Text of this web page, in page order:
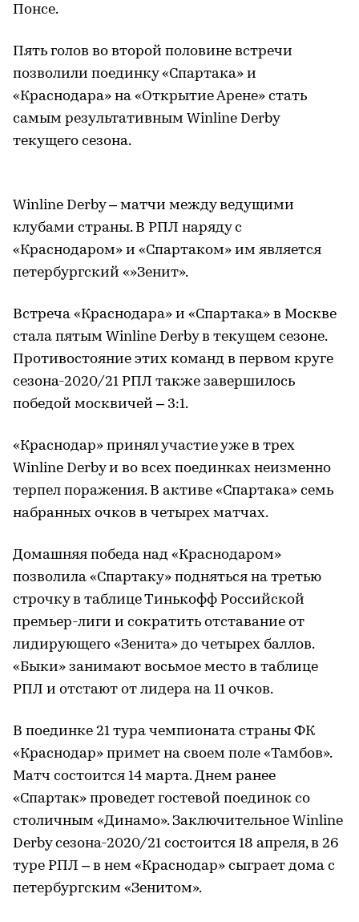
Понсе.
Пять голов во второй половине встречи
позволили поединку «Спартака» и
«Краснодара» на «Открытие Арене» стать
самым результативным Winline Derby
текущего сезона.
Winline Derby – матчи между ведущими
клубами страны. В РПЛ наряду с
«Краснодаром» и «Спартаком» им является
петербургский «»Зенит».
Встреча «Краснодара» и «Спартака» в Москве
стала пятым Winline Derby в текущем сезоне.
Противостояние этих команд в первом круге
сезона-2020/21 РПЛ также завершилось
победой москвичей – 3:1.
«Краснодар» принял участие уже в трех
Winline Derby и во всех поединках неизменно
терпел поражения. В активе «Спартака» семь
набранных очков в четырех матчах.
Домашняя победа над «Краснодаром»
позволила «Спартаку» подняться на третью
строчку в таблице Тинькофф Российской
премьер-лиги и сократить отставание от
лидирующего «Зенита» до четырех баллов.
«Быки» занимают восьмое место в таблице
РПЛ и отстают от лидера на 11 очков.
В поединке 21 тура чемпионата страны ФК
«Краснодар» примет на своем поле «Тамбов».
Матч состоится 14 марта. Днем ранее
«Спартак» проведет гостевой поединок со
столичным «Динамо». Заключительное Winline
Derby сезона-2020/21 состоится 18 апреля, в 26
туре РПЛ – в нем «Краснодар» сыграет дома с
петербургским «Зенитом».